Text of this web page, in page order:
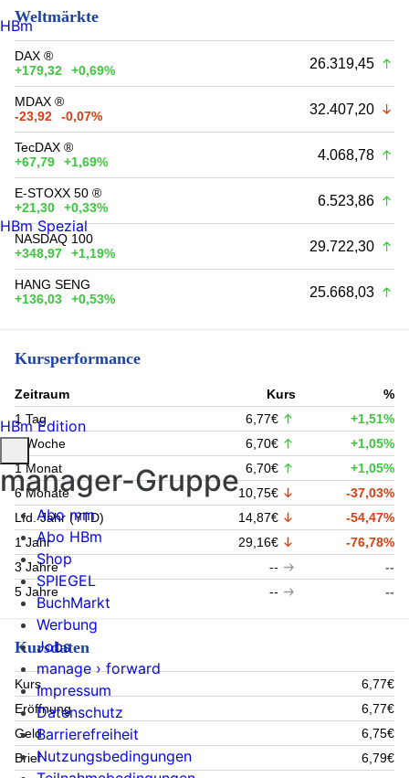
Weltmärkte
DAX ®
+179,32
+0,69% 26.319,45
MDAX ®
-23,92
-0,07% 32.407,20
TecDAX ®
+67,79
+1,69% 4.068,78
E-STOXX 50 ®
+21,30
+0,33% 6.523,86
NASDAQ 100
+348,97
+1,19% 29.722,30
HANG SENG
+136,03
+0,53% 25.668,03
Kursperformance
Zeitraum Kurs
%
1 Tag
6,77€
+1,51%
1 Woche
6,70€
+1,05%
1 Monat
6,70€
+1,05%
6 Monate
10,75€
-37,03%
Lfd. Jahr (YTD)
14,87€
-54,47%
1 Jahr
29,16€
-76,78%
3 Jahre
--
--
5 Jahre
-- --
Kursdaten
Kurs
6,77€
Eröffnung
6,77€
Geld
6,75€
Brief
6,79€
HBm
HBm Spezial
HBm Edition
manager-Gruppe
Abo mm
Abo HBm
Shop
SPIEGEL
BuchMarkt
Werbung
Jobs
manage › forward
Impressum
Datenschutz
Barrierefreiheit
Nutzungsbedingungen